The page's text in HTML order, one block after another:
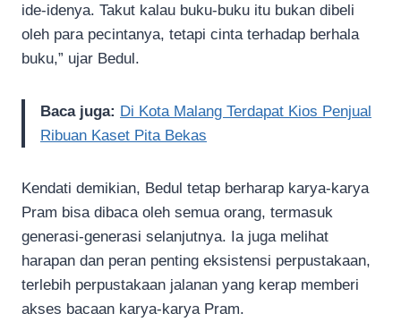
ide-idenya. Takut kalau buku-buku itu bukan dibeli
oleh para pecintanya, tetapi cinta terhadap berhala
buku,” ujar Bedul.
Baca juga: Di Kota Malang Terdapat Kios Penjual
Ribuan Kaset Pita Bekas
Kendati demikian, Bedul tetap berharap karya-karya
Pram bisa dibaca oleh semua orang, termasuk
generasi-generasi selanjutnya. Ia juga melihat
harapan dan peran penting eksistensi perpustakaan,
terlebih perpustakaan jalanan yang kerap memberi
akses bacaan karya-karya Pram.